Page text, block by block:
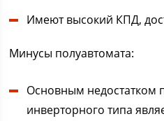
Имеют высокий КПД,
Минусы полуавтомата:
Основным недостатком
инверторного типа